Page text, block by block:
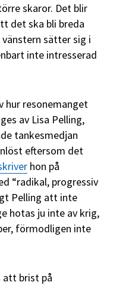
skaror. Det blir
det ska bli breda
sätter sig i
inte intresserad
hur resonemanget
av Lisa Pelling,
tankesmedjan
eftersom det
hon på
“radikal, progressiv
Pelling att inte
hotas ju inte av krig,
förmodligen inte
att brist på